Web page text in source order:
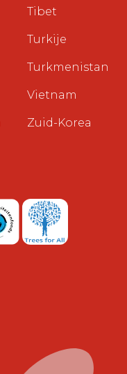
Tibet
Turkije
Turkmenistan
Vietnam
Zuid-Korea